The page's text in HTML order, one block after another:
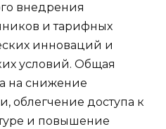
внедрения
и тарифных
инноваций и
условий. Общая
на снижение
облегчение доступа к
и повышение